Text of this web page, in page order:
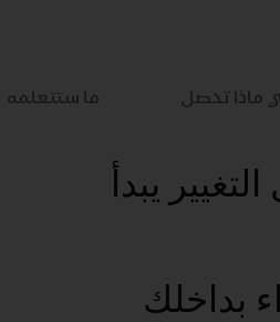
ماذا تحصل ما ستتعلمه
يبدأ
بداخلك